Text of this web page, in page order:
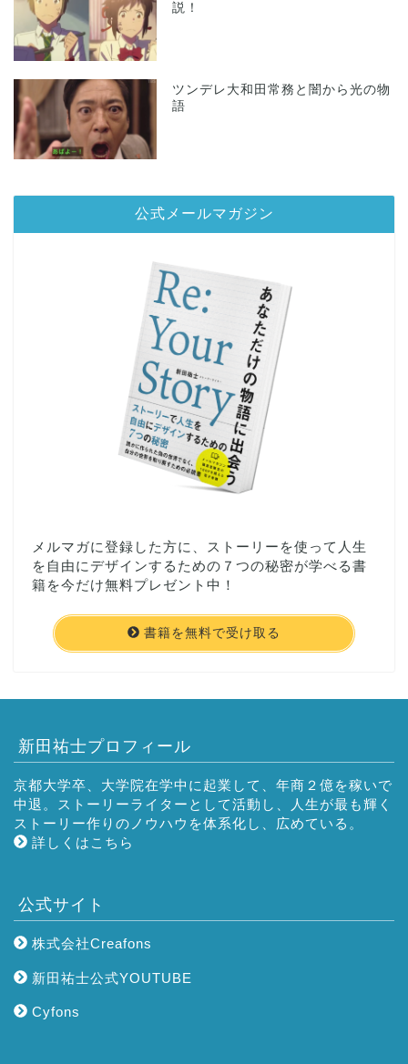
説！
ツンデレ大和田常務と闇から光の物
語
公式メールマガジン
メルマガに登録した方に、ストーリーを使って人生
を自由にデザインするための７つの秘密が学べる書
籍を今だけ無料プレゼント中！
書籍を無料で受け取る
新田祐士プロフィール
京都大学卒、大学院在学中に起業して、年商２億を稼いで
中退。ストーリーライターとして活動し、人生が最も輝く
ストーリー作りのノウハウを体系化し、広めている。
詳しくはこちら
公式サイト
株式会社Creafons
新田祐士公式YOUTUBE
Cyfons